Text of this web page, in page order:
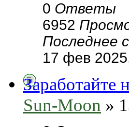
0 Ответы
6952
Последнее
17 фев
Заработайте
Sun-Moon »